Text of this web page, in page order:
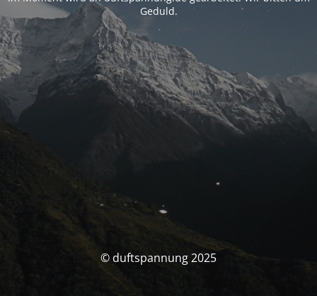
Geduld.
© duftspannung 2025